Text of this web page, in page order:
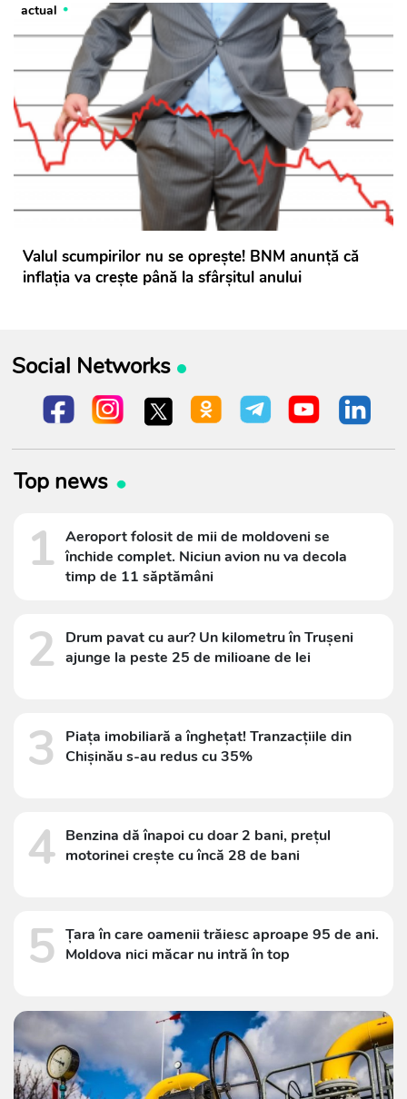
actual
Valul scumpirilor nu se oprește! BNM anunță că
inflația va crește până la sfârșitul anului
Social Networks
Top news
1 Aeroport folosit de mii de moldoveni se
închide complet. Niciun avion nu va decola
timp de 11 săptămâni
2
Drum pavat cu aur? Un kilometru în Trușeni
ajunge la peste 25 de milioane de lei
3
Piața imobiliară a înghețat! Tranzacțiile din
Chișinău s-au redus cu 35%
4 Benzina dă înapoi cu doar 2 bani, prețul
motorinei crește cu încă 28 de bani
5 Țara în care oamenii trăiesc aproape 95 de ani.
Moldova nici măcar nu intră în top